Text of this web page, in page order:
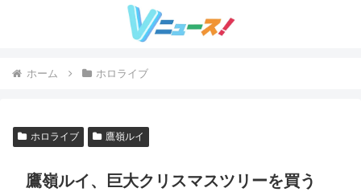
ホーム ホロライブ
ホロライブ 鷹嶺ルイ
鷹嶺ルイ、巨大クリスマスツリーを買う